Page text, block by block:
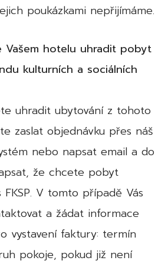
poukázkami nepřijímáme.
Vašem hotelu uhradit pobyt
kulturních a sociálních
uhradit ubytování z tohoto
zaslat objednávku přes náš
nebo napsat email a do
že chcete pobyt
V tomto případě Vás
a žádat informace
vystavení faktury: termín
pokoje, pokud již není